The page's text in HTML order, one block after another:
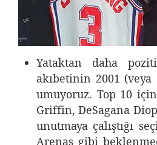
Yataktan daha
akıbetinin 2001 (veya
umuyoruz. Top 10
Griffin, DeSagana
unutmaya çalıştığı
Arenas gibi